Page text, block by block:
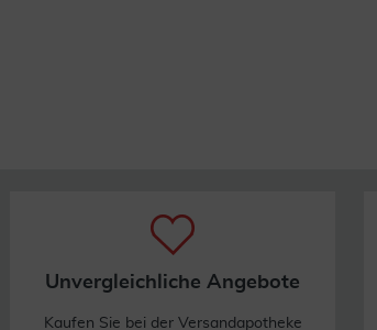
Unvergleichliche Angebote
Kaufen Sie bei der Versandapotheke